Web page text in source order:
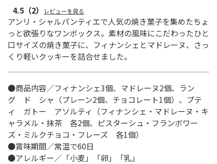
4.5 （2） レビューを見る
アンリ・シャルパンティエで人気の焼き菓子を集めたちょ
っと欲張りなワンボックス。素材の風味にこだわったひと
口サイズの焼き菓子に、フィナンシェとマドレーヌ、さっ
くり軽いクッキーを詰合せました。
●商品内容／フィナンシェ3個、マドレーヌ2個、ラン
グ ド シャ（プレーン2個、チョコレート1個）、プテ
ィ ガトー アソルティ（フィナンシェ・マドレーヌ・キ
ャラメル・抹茶 各2個、ピスターシュ・フランボワー
ズ・ミルクチョコ・フレーズ 各1個）
●賞味期間／常温で60日
●アレルギー／「小麦」「卵」「乳」